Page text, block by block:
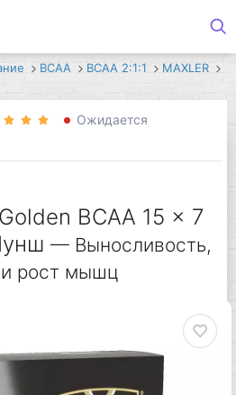
BCAA BCAA 2:1:1
MAXLER
Ожидается
BCAA 15 x 7
— Выносливость,
и рост мышц